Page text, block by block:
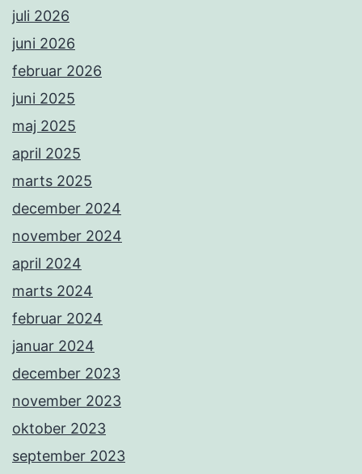
juli 2026
juni 2026
februar 2026
juni 2025
maj 2025
april 2025
marts 2025
december 2024
november 2024
april 2024
marts 2024
februar 2024
januar 2024
december 2023
november 2023
oktober 2023
september 2023